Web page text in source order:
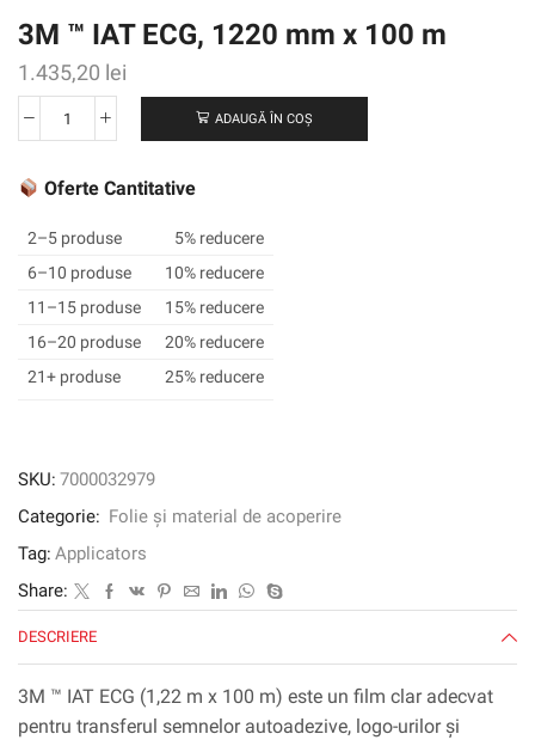
3M ™ IAT ECG, 1220 mm x 100 m
1.435,20 lei
Cantitate
™
ECG,
1220
mm
x
100
ADAUGĂ ÎN COȘ
Oferte Cantitative
2–5 produse
5% reducere
6–10 produse
10% reducere
11–15 produse
15% reducere
16–20 produse
20% reducere
21+ produse
25% reducere
SKU: 7000032979
Categorie: Folie și material de acoperire
Tag: Applicators
Share:
DESCRIERE
3M ™ IAT ECG (1,22 m x 100 m) este un film clar adecvat
pentru transferul semnelor autoadezive, logo-urilor și